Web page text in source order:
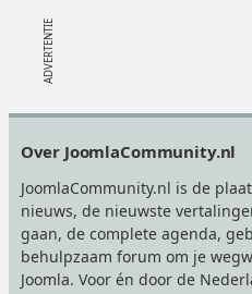
Over JoomlaCommunity.nl
JoomlaCommunity.nl is de
nieuws, de nieuwste
gaan, de complete agenda,
behulpzaam forum om je
Joomla. Voor én door de